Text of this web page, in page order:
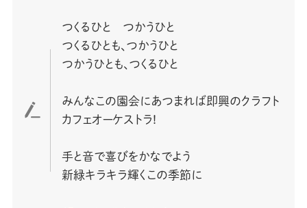
つくるひと つかうひと
つくるひとも、つかうひと
つかうひとも、つくるひと
みんなこの園会にあつまれば即興のクラフト
カフェオーケストラ!
手と音で喜びをかなでよう
新緑キラキラ輝くこの季節に